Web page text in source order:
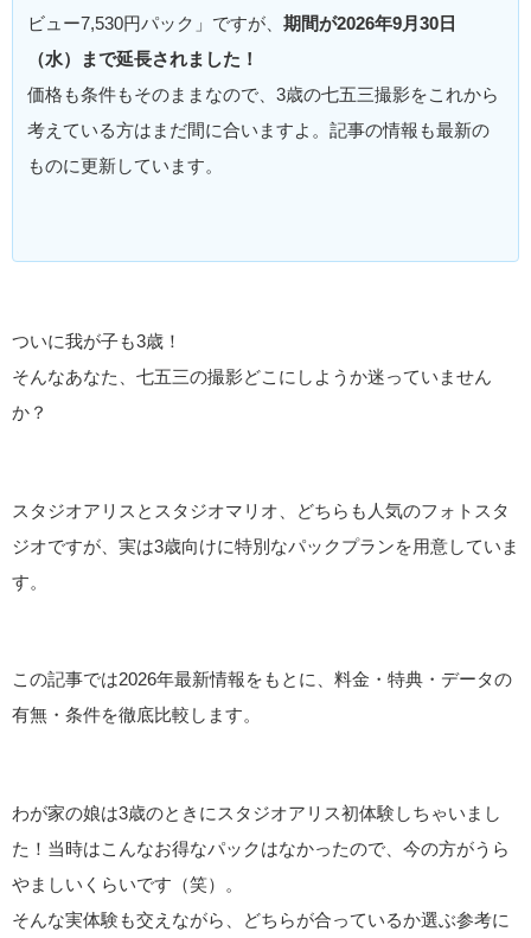
ビュー7,530円パック」ですが、 期間が2026年9月30日
（水）まで延長されました！
価格も条件もそのままなので、3歳の七五三撮影をこれから
考えている方はまだ間に合いますよ。記事の情報も最新の
ものに更新しています。
ついに我が子も3歳！
そんなあなた、七五三の撮影どこにしようか迷っていません
か？
スタジオアリスとスタジオマリオ、どちらも人気のフォトスタ
ジオですが、実は3歳向けに特別なパックプランを用意していま
す。
この記事では2026年最新情報をもとに、料金・特典・データの
有無・条件を徹底比較します。
わが家の娘は3歳のときにスタジオアリス初体験しちゃいまし
た！当時はこんなお得なパックはなかったので、今の方がうら
やましいくらいです（笑）。
そんな実体験も交えながら、どちらが合っているか選ぶ参考に